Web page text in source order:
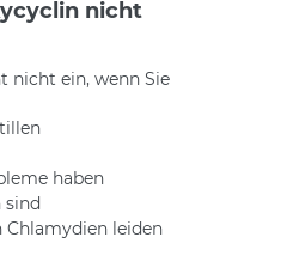
nicht
nicht ein, wenn Sie
haben
sind
Chlamydien leiden